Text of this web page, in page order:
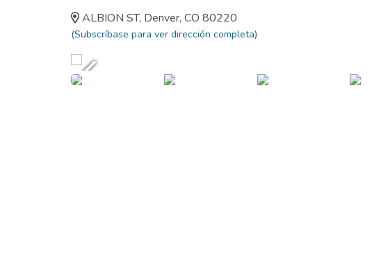
ALBION ST, Denver, CO 80220
(Subscríbase para ver dirección completa)